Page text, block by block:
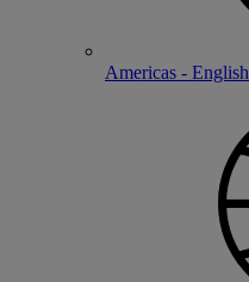
Americas - English